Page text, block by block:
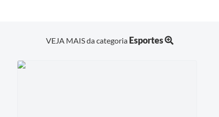
VEJA MAIS da categoria Esportes